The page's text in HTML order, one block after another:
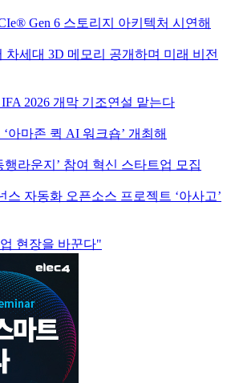
Gen 6 스토리지 아키텍처 시연해
차세대 3D 메모리 공개하며 미래 비전
2026 개막 기조연설 맡는다
아마존 퀵 AI 워크숍’ 개최해
행라운지’ 참여 혁신 스타트업 모집
스 자동화 오픈소스 프로젝트 ‘아사고’
현장을 바꾼다"